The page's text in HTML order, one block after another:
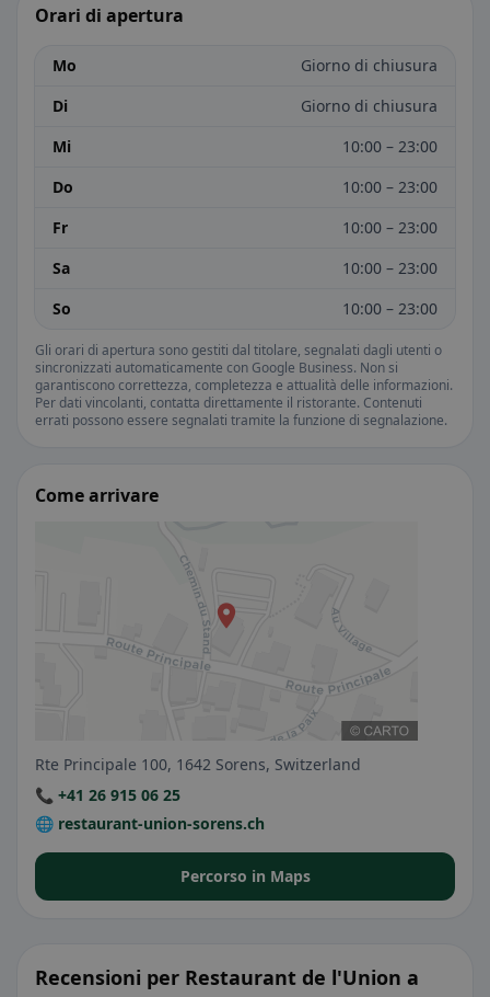
Orari di apertura
Mo
Giorno di chiusura
Di
Giorno di chiusura
Mi
10:00 – 23:00
Do
10:00 – 23:00
Fr
10:00 – 23:00
Sa
10:00 – 23:00
So
10:00 – 23:00
Gli orari di apertura sono gestiti dal titolare, segnalati dagli utenti o
sincronizzati automaticamente con Google Business. Non si
garantiscono correttezza, completezza e attualità delle informazioni.
Per dati vincolanti, contatta direttamente il ristorante. Contenuti
errati possono essere segnalati tramite la funzione di segnalazione.
Come arrivare
Rte Principale 100, 1642 Sorens, Switzerland
📞 +41 26 915 06 25
🌐 restaurant-union-sorens.ch
Percorso in Maps
Recensioni per Restaurant de l'Union a